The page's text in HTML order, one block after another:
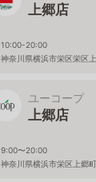
上郷店
10:00-20:00
神奈川県横浜市栄区栄区
ユーコープ
上郷店
9:00〜20:00
神奈川県横浜市栄区上郷